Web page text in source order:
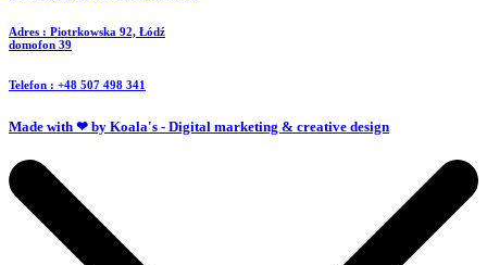
Adres : Piotrkowska 92, Łódź
domofon 39
Telefon : +48 507 498 341
Made with ❤ by Koala's - Digital marketing & creative design